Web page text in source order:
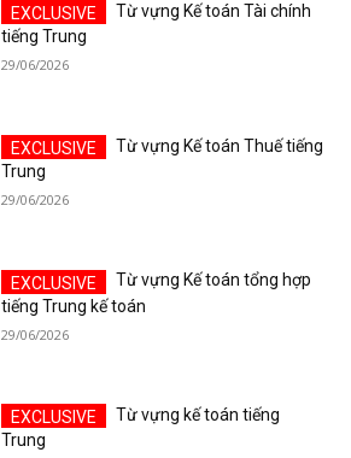
Từ vựng Kế toán Tài chính
tiếng Trung
29/06/2026
Từ vựng Kế toán Thuế tiếng
Trung
29/06/2026
Từ vựng Kế toán tổng hợp
tiếng Trung kế toán
29/06/2026
Từ vựng kế toán tiếng
Trung